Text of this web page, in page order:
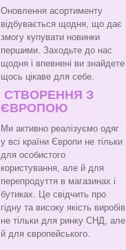
Оновлення асортименту
відбувається щодня, що дає
змогу купувати новинки
першими. Заходьте до нас
щодня і впевнені ви знайдете
щось цікаве для себе.
СТВОРЕННЯ З
ЄВРОПОЮ
Ми активно реалізуємо одяг
у всі країни Європи не тільки
для особистого
користування, але й для
перепродуття в магазинах і
бутиках. Це свідчить про
гідну та високу якість виробів
не тільки для ринку СНД, але
й для європейського.